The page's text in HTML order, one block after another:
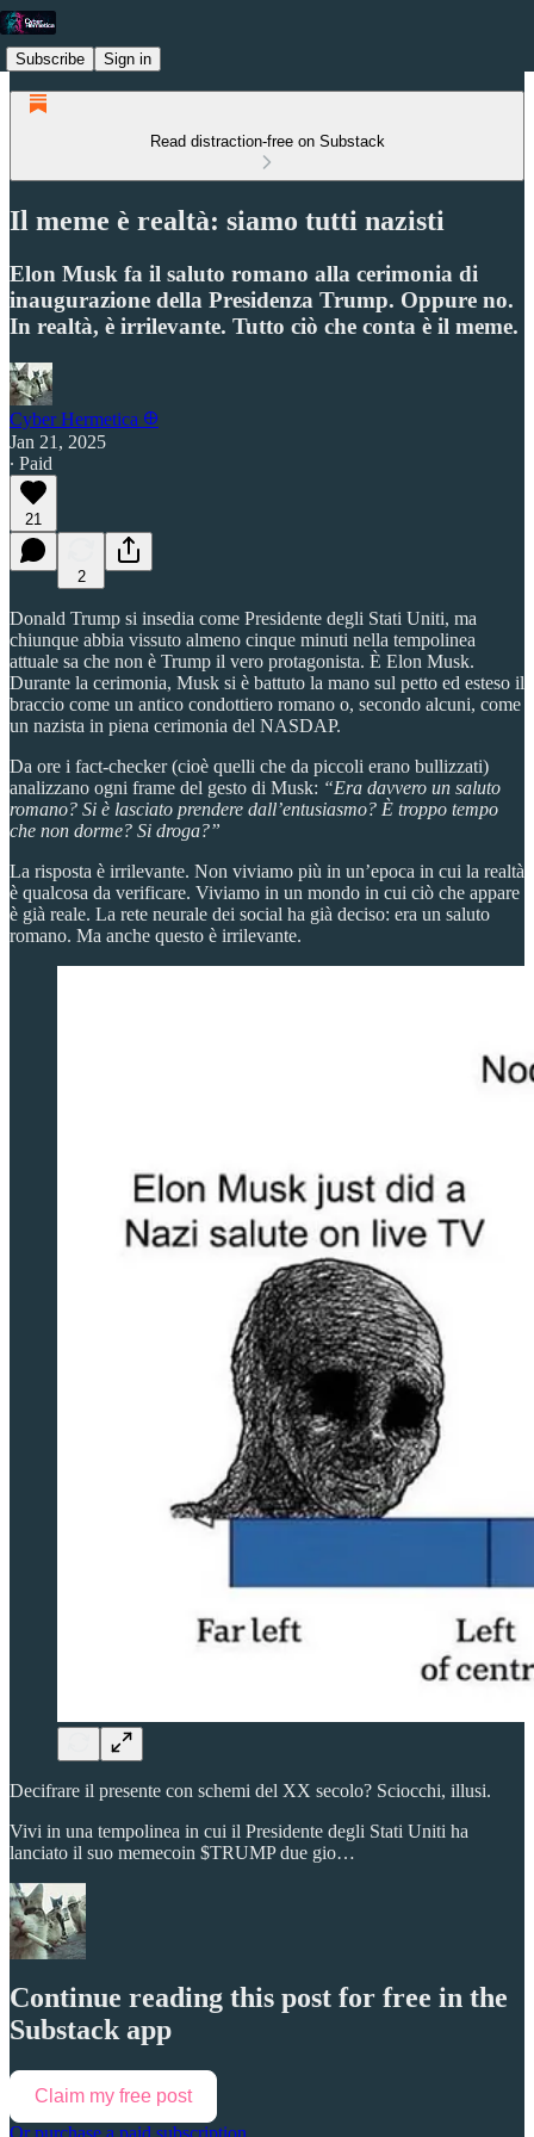
Subscribe Sign in
Read distraction-free on Substack
Il meme è realtà: siamo tutti nazisti
Elon Musk fa il saluto romano alla cerimonia di
inaugurazione della Presidenza Trump. Oppure no.
In realtà, è irrilevante. Tutto ciò che conta è il meme.
Cyber Hermetica 𐀏
Jan 21, 2025
∙ Paid
21
2
Donald Trump si insedia come Presidente degli Stati Uniti, ma
chiunque abbia vissuto almeno cinque minuti nella tempolinea
attuale sa che non è Trump il vero protagonista. È Elon Musk.
Durante la cerimonia, Musk si è battuto la mano sul petto ed esteso il
braccio come un antico condottiero romano o, secondo alcuni, come
un nazista in piena cerimonia del NASDAP.
Da ore i fact-checker (cioè quelli che da piccoli erano bullizzati)
analizzano ogni frame del gesto di Musk: “Era davvero un saluto
romano? Si è lasciato prendere dall’entusiasmo? È troppo tempo
che non dorme? Si droga?”
La risposta è irrilevante. Non viviamo più in un’epoca in cui la realtà
è qualcosa da verificare. Viviamo in un mondo in cui ciò che appare
è già reale. La rete neurale dei social ha già deciso: era un saluto
romano. Ma anche questo è irrilevante.
Decifrare il presente con schemi del XX secolo? Sciocchi, illusi.
Vivi in una tempolinea in cui il Presidente degli Stati Uniti ha
lanciato il suo memecoin $TRUMP due gio…
Continue reading this post for free in the
Substack app
Claim my free post